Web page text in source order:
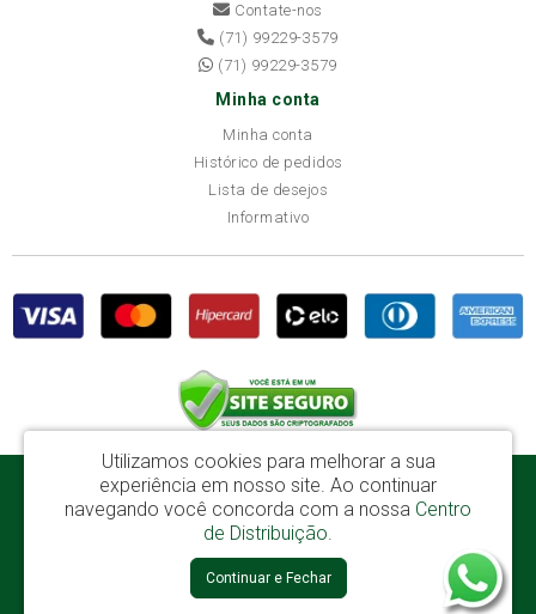
Contate-nos
(71) 99229-3579
(71) 99229-3579
Minha conta
Minha conta
Histórico de pedidos
Lista de desejos
Informativo
Disba Móveis Salvador Ltda - CNPJ: 52.081.184/0001-65
Av. Cardeal Avelar Brandão Villela, 2696 - Mata Escura - Salvador / BA - CEP:
41219-600
Disba © 2026
Utilizamos cookies para melhorar a sua
experiência em nosso site. Ao continuar
navegando você concorda com a nossa Centro
de Distribuição.
Continuar e Fechar